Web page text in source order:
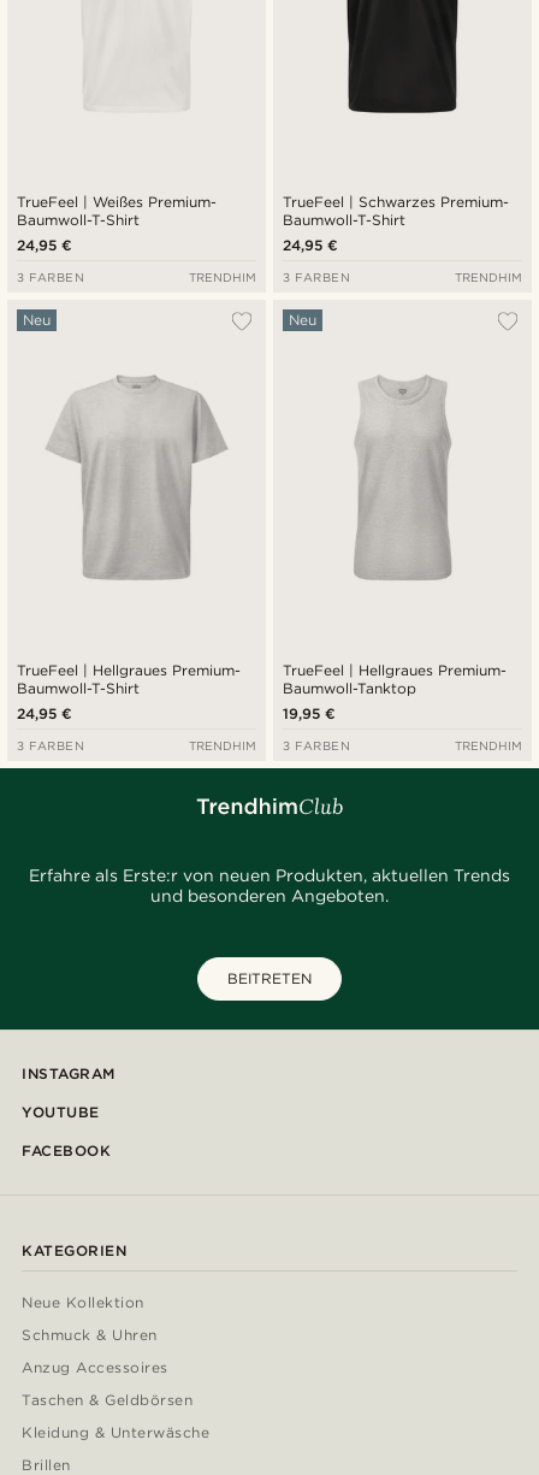
TrueFeel | Weißes Premium-
Baumwoll-T-Shirt
24,95 €
3 FARBEN TRENDHIM
TrueFeel | Schwarzes Premium-
Baumwoll-T-Shirt
24,95 €
3 FARBEN TRENDHIM
TrueFeel | Hellgraues Premium-
Baumwoll-T-Shirt
Neu
24,95 €
3 FARBEN TRENDHIM
TrueFeel | Hellgraues Premium-
Baumwoll-Tanktop
Neu
19,95 €
3 FARBEN TRENDHIM
Erfahre als Erste:r von neuen Produkten, aktuellen Trends
und besonderen Angeboten.
BEITRETEN
INSTAGRAM
YOUTUBE
FACEBOOK
KATEGORIEN
Neue Kollektion
Schmuck & Uhren
Anzug Accessoires
Taschen & Geldbörsen
Kleidung & Unterwäsche
Brillen